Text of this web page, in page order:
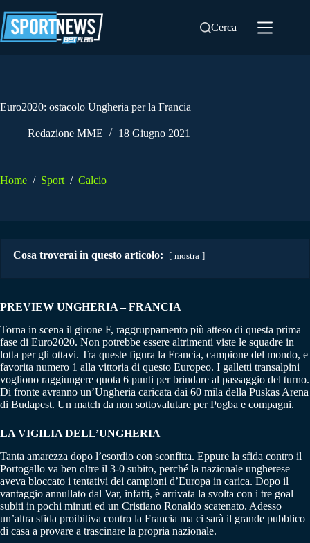
al
contenuto
Cerca
Euro2020: ostacolo Ungheria per la Francia
Redazione MME 18 Giugno 2021
Home / Sport / Calcio
Cosa troverai in questo articolo: mostra
PREVIEW UNGHERIA – FRANCIA
Torna in scena il girone F, raggruppamento più atteso di questa prima
fase di Euro2020. Non potrebbe essere altrimenti viste le squadre in
lotta per gli ottavi. Tra queste figura la Francia, campione del mondo, e
favorita numero 1 alla vittoria di questo Europeo. I galletti transalpini
vogliono raggiungere quota 6 punti per brindare al passaggio del turno.
Di fronte avranno un’Ungheria caricata dai 60 mila della Puskas Arena
di Budapest. Un match da non sottovalutare per Pogba e compagni.
LA VIGILIA DELL’UNGHERIA
Tanta amarezza dopo l’esordio con sconfitta. Eppure la sfida contro il
Portogallo va ben oltre il 3-0 subito, perché la nazionale ungherese
aveva bloccato i tentativi dei campioni d’Europa in carica. Dopo il
vantaggio annullato dal Var, infatti, è arrivata la svolta con i tre goal
subiti in pochi minuti ed un Cristiano Ronaldo scatenato. Adesso
un’altra sfida proibitiva contro la Francia ma ci sarà il grande pubblico
di casa a provare a trascinare la propria nazionale.